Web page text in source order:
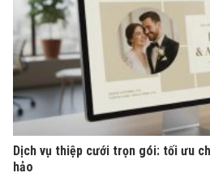
Dịch vụ thiệp cưới trọn gói: tối ưu
hảo